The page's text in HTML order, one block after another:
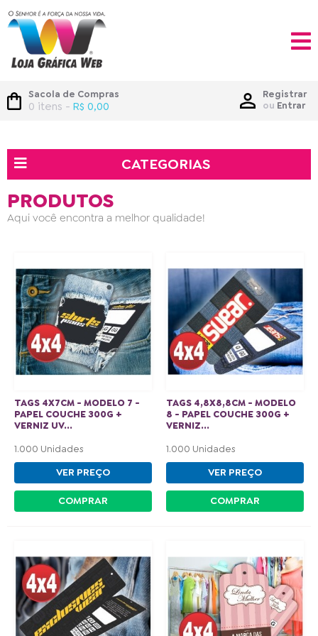
Sacola de Compras
0 itens - R$ 0,00
Registrar
ou Entrar
CATEGORIAS
PRODUTOS
Aqui você encontra a melhor qualidade!
TAGS 4X7CM - MODELO 7 -
PAPEL COUCHE 300G +
VERNIZ UV...
1.000 Unidades
VER PREÇO
COMPRAR
TAGS 4,8X8,8CM - MODELO
8 - PAPEL COUCHE 300G +
VERNIZ...
1.000 Unidades
VER PREÇO
COMPRAR